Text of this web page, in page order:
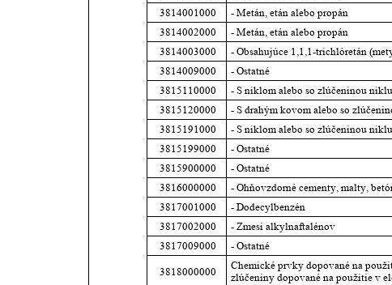
3814001000
- Metán, etán alebo propán
3814002000
- Metán, etán alebo propán
3814003000
- Obsahujúce 1,1,1-trichlóretán
3814009000
- Ostatné
3815110000
- S niklom alebo so zlúčeninou
3815120000
- S drahým kovom alebo so
3815191000
- S niklom alebo so zlúčeninou
3815199000
- Ostatné
3815900000
- Ostatné
3816000000
- Ohňovzdorné cementy, malty,
3817001000
- Dodecylbenzén
3817002000
- Zmesi alkylnaftalénov
3817009000
- Ostatné
3818000000
Chemické prvky dopované na
zlúčeniny dopované na použitie v